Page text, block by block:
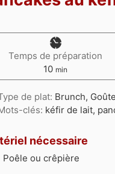
Temps de préparation
10minutes
min
de plat: Brunch,
clés: kéfir de lait,
nécessaire
Poêle ou crêpière